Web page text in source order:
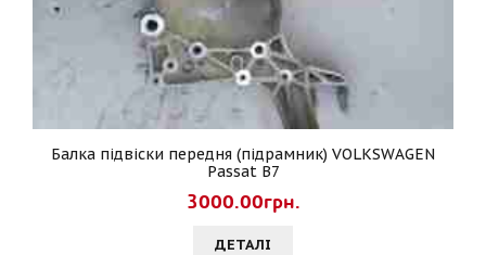
Балка підвіски передня (підрамник) VOLKSWAGEN
Passat B7
3000.00грн.
ДЕТАЛI